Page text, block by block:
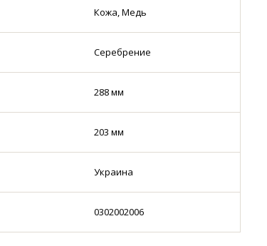
Кожа, Медь
Серебрение
288 мм
203 мм
Украина
0302002006